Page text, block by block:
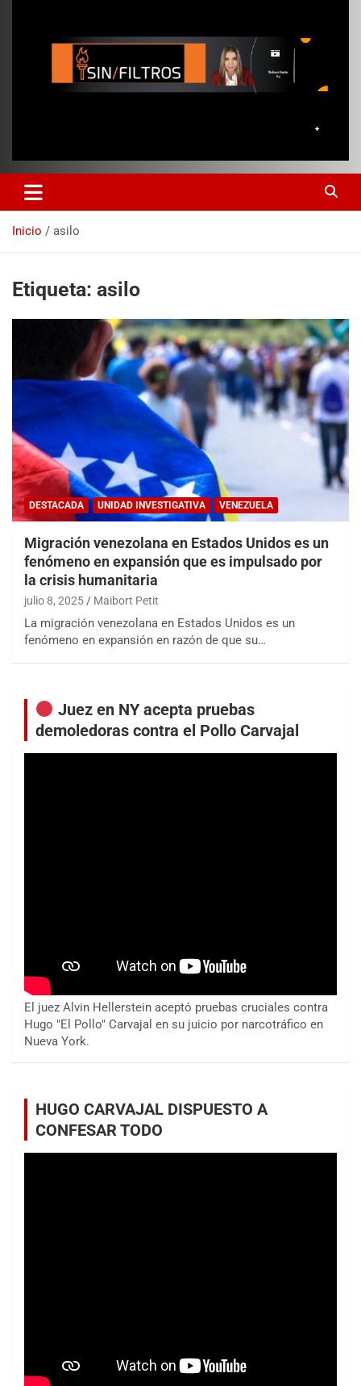
Inicio asilo
Etiqueta: asilo
DESTACADA UNIDAD INVESTIGATIVA VENEZUELA
Migración venezolana en Estados Unidos es un
fenómeno en expansión que es impulsado por
la crisis humanitaria
julio 8, 2025 Maibort Petit
La migración venezolana en Estados Unidos es un
fenómeno en expansión en razón de que su…
Juez en NY acepta pruebas
demoledoras contra el Pollo Carvajal
El juez Alvin Hellerstein aceptó pruebas cruciales contra
Hugo "El Pollo" Carvajal en su juicio por narcotráfico en
Nueva York.
HUGO CARVAJAL DISPUESTO A
CONFESAR TODO